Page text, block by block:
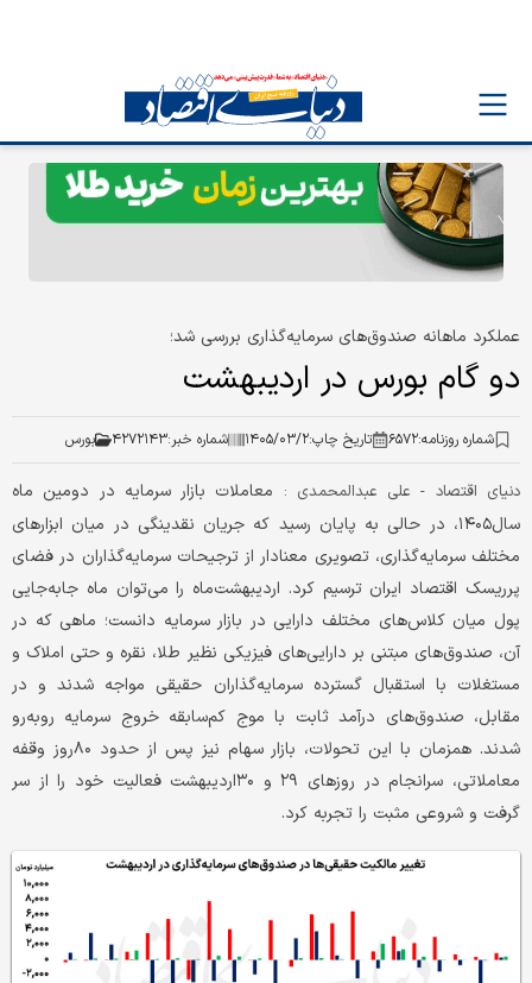
عملکرد ماهانه صندوق‌های سرمایه‌گذاری بررسی شد؛
دو گام بورس در اردیبهشت
شماره روزنامه:۶۵۷۲ تاریخ چاپ:۱۴۰۵/۰۳/۲ شماره خبر:۴۲۷۲۱۴۳ بورس
دنیای اقتصاد - علی عبدالمحمدی : معاملات بازار سرمایه در دومین ماه
سال۱۴۰۵، در حالی به پایان رسید که جریان نقدینگی در میان ابزارهای
مختلف سرمایه‌گذاری، تصویری معنادار از ترجیحات سرمایه‌گذاران در فضای
پرریسک اقتصاد ایران ترسیم کرد. اردیبهشت‌ماه را می‌توان ماه جابه‌جایی
پول میان کلاس‌های مختلف دارایی در بازار سرمایه دانست؛ ماهی که در
آن، صندوق‌های مبتنی بر دارایی‌های فیزیکی نظیر طلا، نقره و حتی املاک و
مستغلات با استقبال گسترده سرمایه‌گذاران حقیقی مواجه شدند و در
مقابل، صندوق‌های درآمد ثابت با موج کم‌سابقه خروج سرمایه روبه‌رو
شدند. همزمان با این تحولات، بازار سهام نیز پس از حدود ۸۰روز وقفه
معاملاتی، سرانجام در روزهای ۲۹ و ۳۰اردیبهشت فعالیت خود را از سر
گرفت و شروعی مثبت را تجربه کرد.